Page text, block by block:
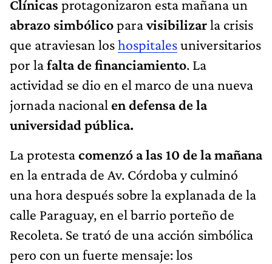
Clínicas protagonizaron esta mañana un
abrazo simbólicoparavisibilizarla crisis
que atraviesan loshospitalesuniversitarios
por lafalta de financiamiento. La
actividad se dio en el marco de una nueva
jornada nacional en defensa de la
universidad pública.
La protestacomenzó a las 10 de la mañana
en la entrada de Av. Córdoba y culminó
una hora después sobre la explanada de la
calle Paraguay, en el barrio porteño de
Recoleta. Se trató de una acción simbólica
pero con un fuerte mensaje: los